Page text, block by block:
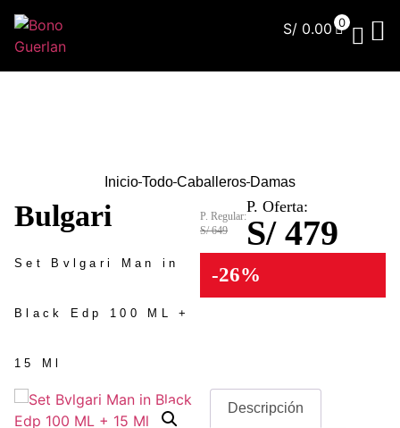
S/ 0.00 0
Inicio Todo Caballeros Damas
Bulgari
Set Bvlgari Man in
Black Edp 100 ML +
15 Ml
P. Regular:
S/ 649
P. Oferta:
S/ 479
-26%
Descripción